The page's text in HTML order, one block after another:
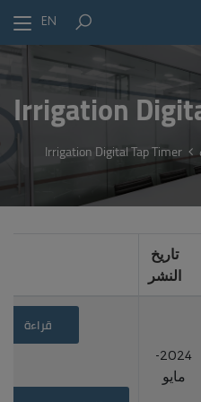
EN
Irrigation
Irrigation Digital Tap Timer
تاريخ
النشر
2024-
مايو
قراءة